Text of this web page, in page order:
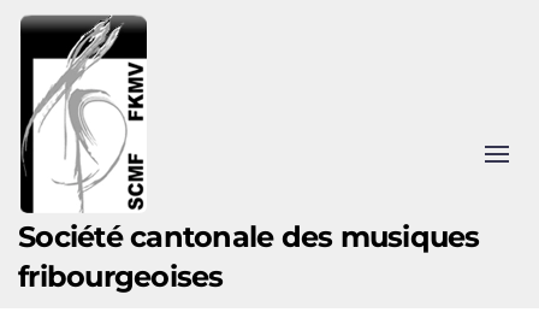
Accéder au contenu principal
Société cantonale des musiques
fribourgeoises